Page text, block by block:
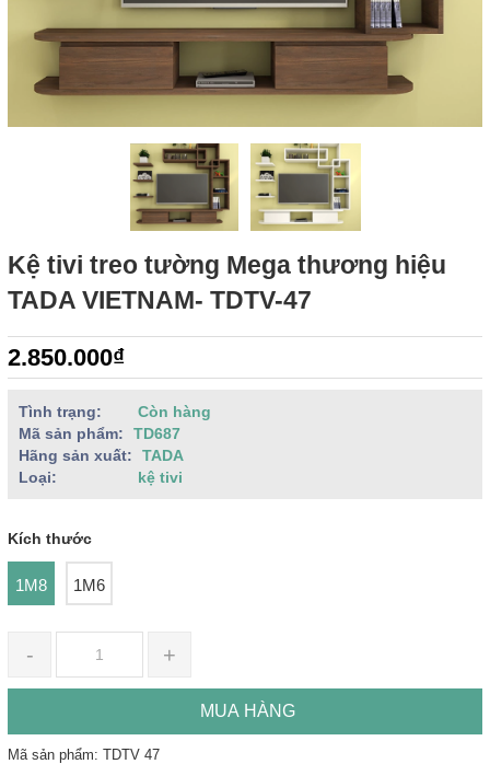
Kệ tivi treo tường Mega thương hiệu
TADA VIETNAM- TDTV-47
2.850.000₫
Tình trạng:
Còn hàng
Mã sản phẩm:
TD687
Hãng sản xuất:
TADA
Loại:
kệ tivi
Kích thước
1M8 1M6
- +
MUA HÀNG
Mã sản phẩm: TDTV 47